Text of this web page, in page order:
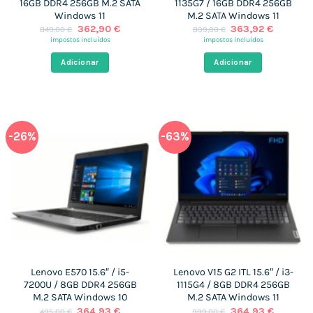
16GB DDR4 256GB M.2 SATA
Windows 11
849,00€ O
preço
era:
849,00 €.
362,90 €O
impostos incluídos
Adicionar
1135G7 / 16GB DDR4 256GB
M.2 SATA Windows 11
899,00€ O
preço
era:
899,00 €.
363,92€O
impostos incluídos
Adicionar
-26%
Lenovo E570 15.6″ / i5-
7200U / 8GB DDR4 256GB
M.2 SATA Windows 10
O
O
-63%
Lenovo V15 G2 ITL 15.6″ / i3-
1115G4 / 8GB DDR4 256GB
M.2 SATA Windows 11
O
O